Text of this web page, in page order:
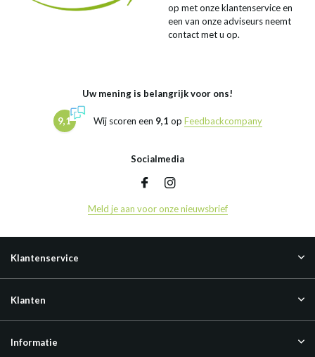
op met onze klantenservice en
een van onze adviseurs neemt
contact met u op.
Uw mening is belangrijk voor ons!
9,1 Wij scoren een 9,1 op Feedbackcompany
Socialmedia
Meld je aan voor onze nieuwsbrief
Klantenservice
Klanten
Informatie